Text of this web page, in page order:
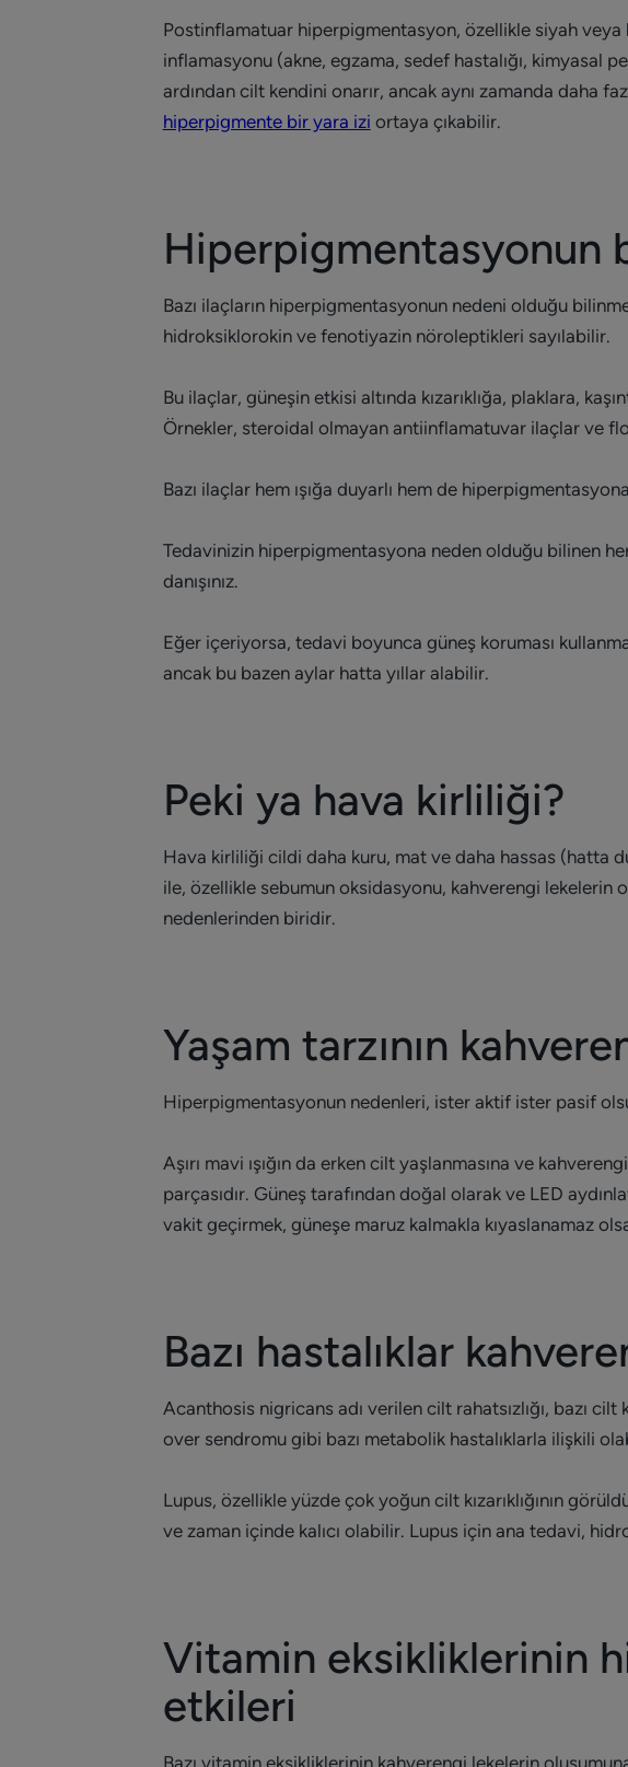
Postinflamatuar hiperpigmentasyon, özellikle siyah
inflamasyonu (akne, egzama, sedef hastalığı, kimyasal
ardından cilt kendini onarır, ancak aynı zamanda daha
hiperpigmente bir yara izi ortaya çıkabilir.
Hiperpigmentasyonun
Bazı ilaçların hiperpigmentasyonun nedeni olduğu
hidroksiklorokin ve fenotiyazin nöroleptikleri sayılabilir.
Bu ilaçlar, güneşin etkisi altında kızarıklığa, plaklara,
Örnekler, steroidal olmayan antiinflamatuvar ilaçlar ve
Bazı ilaçlar hem ışığa duyarlı hem de
Tedavinizin hiperpigmentasyona neden olduğu bilinen
danışınız.
Eğer içeriyorsa, tedavi boyunca güneş koruması
ancak bu bazen aylar hatta yıllar alabilir.
Peki ya hava kirliliği?
Hava kirliliği cildi daha kuru, mat ve daha hassas (hatta
ile, özellikle sebumun oksidasyonu, kahverengi lekelerin
nedenlerinden biridir.
Yaşam tarzının
Hiperpigmentasyonun nedenleri, ister aktif ister pasif
Aşırı mavi ışığın da erken cilt yaşlanmasına ve
parçasıdır. Güneş tarafından doğal olarak ve LED
vakit geçirmek, güneşe maruz kalmakla kıyaslanamaz
Bazı hastalıklar
Acanthosis nigricans adı verilen cilt rahatsızlığı, bazı
over sendromu gibi bazı metabolik hastalıklarla ilişkili
Lupus, özellikle yüzde çok yoğun cilt kızarıklığının
ve zaman içinde kalıcı olabilir. Lupus için ana tedavi,
Vitamin eksikliklerinin
etkileri
Bazı vitamin eksikliklerinin kahverengi lekelerin